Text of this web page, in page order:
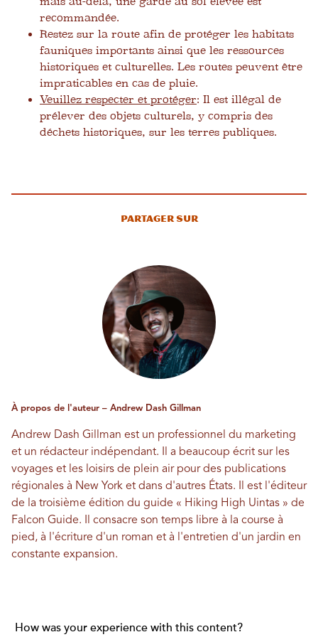
recommandée.
Restez sur la route afin de protéger les habitats
fauniques importants ainsi que les ressources
historiques et culturelles. Les routes peuvent être
impraticables en cas de pluie.
Veuillez respecter et protéger: Il est illégal de
prélever des objets culturels, y compris des
déchets historiques, sur les terres publiques.
Partager sur
À propos de l'auteur – Andrew Dash Gillman
Andrew Dash Gillman est un professionnel du marketing
et un rédacteur indépendant. Il a beaucoup écrit sur les
voyages et les loisirs de plein air pour des publications
régionales à New York et dans d'autres États. Il est l'éditeur
de la troisième édition du guide « Hiking High Uintas » de
Falcon Guide. Il consacre son temps libre à la course à
pied, à l'écriture d'un roman et à l'entretien d'un jardin en
constante expansion.